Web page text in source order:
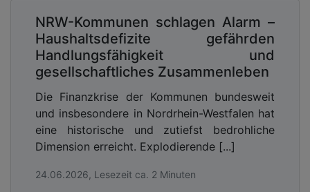
NRW-Kommunen schlagen Alarm –
Haushaltsdefizite gefährden
Handlungsfähigkeit und
gesellschaftliches Zusammenleben
Die Finanzkrise der Kommunen bundesweit
und insbesondere in Nordrhein-Westfalen hat
eine historische und zutiefst bedrohliche
Dimension erreicht. Explodierende [...]
24.06.2026, Lesezeit ca. 2 Minuten